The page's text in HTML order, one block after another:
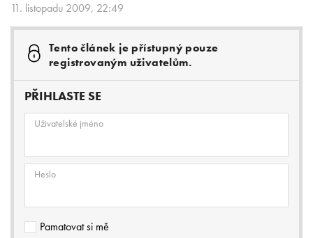
11. listopadu 2009, 22:49
Tento článek je přístupný pouze
registrovaným uživatelům.
PŘIHLASTE SE
Uživatelské jméno
Heslo
Pamatovat si mě